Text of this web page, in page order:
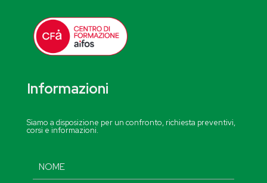
Informazioni
Siamo a disposizione per un confronto, richiesta preventivi,
corsi e informazioni.